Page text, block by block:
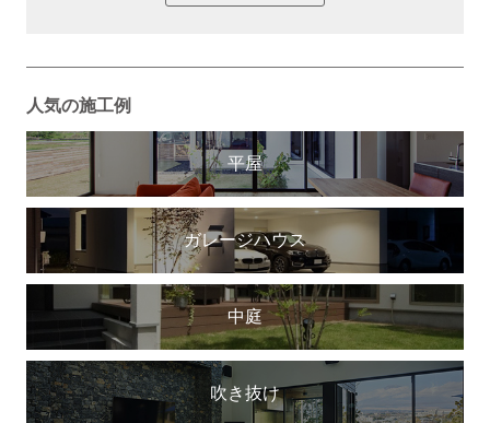
人気の施工例
平屋
ガレージハウス
中庭
吹き抜け